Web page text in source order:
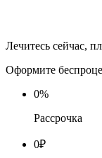
Лечитесь сейчас,
Оформите
0%
Рассрочка
0₽